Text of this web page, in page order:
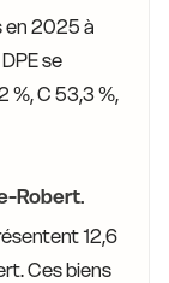
en 2025 à
se
%, C 53,3 %,
Robert.
12,6
Ces biens